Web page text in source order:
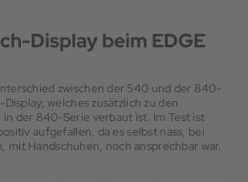
Display beim EDGE
zwischen der 540 und der 840-
welches zusätzlich zu den
der 840-Serie verbaut ist. Im Test ist
aufgefallen, da es selbst nass, bei
mit Handschuhen, noch ansprechbar war.